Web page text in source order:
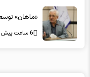
«ماهان»
6 ساعت پیش